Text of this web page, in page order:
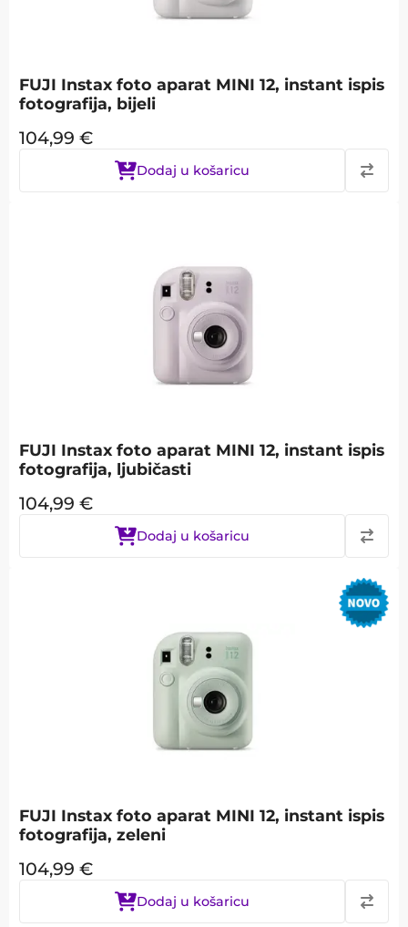
FUJI Instax foto aparat MINI 12, instant ispis
fotografija, bijeli
104,99 €
Dodaj u košaricu
FUJI Instax foto aparat MINI 12, instant ispis
fotografija, ljubičasti
104,99 €
Dodaj u košaricu
FUJI Instax foto aparat MINI 12, instant ispis
fotografija, zeleni
104,99 €
Dodaj u košaricu